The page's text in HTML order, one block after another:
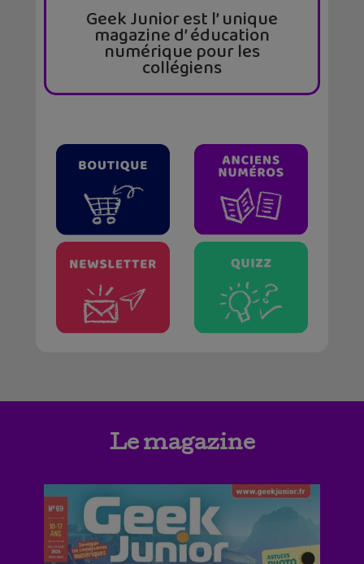
Geek Junior est l’ unique
magazine d’ éducation
numérique pour les
collégiens
Le magazine